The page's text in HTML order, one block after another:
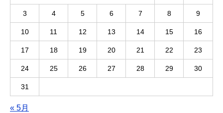
3 4 5 6 7 8 9
10 11 12 13 14 15 16
17 18 19 20 21 22 23
24 25 26 27 28 29 30
31
« 5月